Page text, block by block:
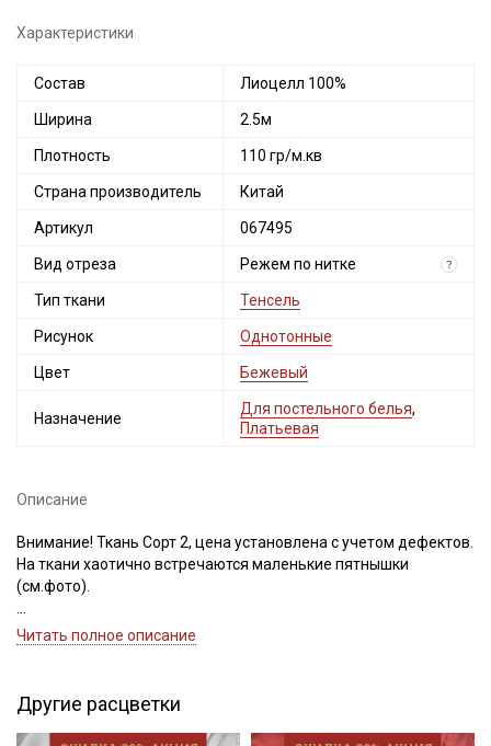
Характеристики
Состав Лиоцелл 100%
Ширина 2.5м
Плотность 110 гр/м.кв
Страна производитель Китай
Артикул 067495
Вид отреза Режем по нитке ?
Тип ткани Тенсель
Рисунок Однотонные
Цвет Бежевый
Назначение
Для постельного белья,
Платьевая
Описание
Внимание! Ткань Сорт 2, цена установлена с учетом дефектов.
На ткани хаотично встречаются маленькие пятнышки
(см.фото).
Тенсель – это шелковистая ткань нового поколения, которая
производится из целлюлозы эвкалипта с использованием
инновационных технологий. На ощупь Тенсель восхитителен:
он гладкий, нежный и тонкий, будто обволакивает тело, даря
Читать полное описание
Другие расцветки